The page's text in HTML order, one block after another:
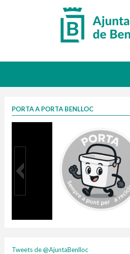
PORTA A PORTA BENLLOC
Tweets de @AjuntaBenlloc